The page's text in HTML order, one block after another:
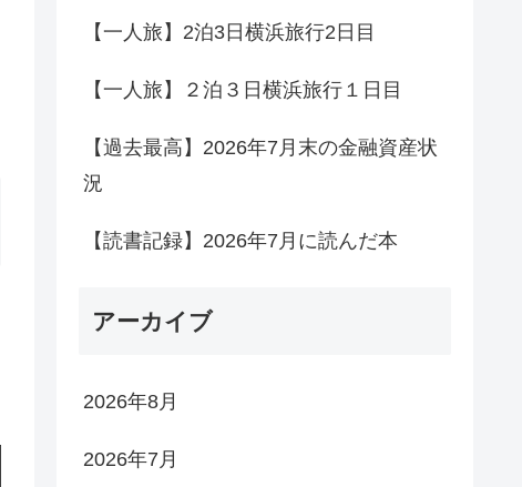
【一人旅】2泊3日横浜旅行2日目
【一人旅】２泊３日横浜旅行１日目
【過去最高】2026年7月末の金融資産状
況
【読書記録】2026年7月に読んだ本
アーカイブ
2026年8月
2026年7月